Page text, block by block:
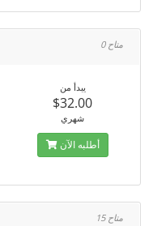
0 متاح
يبدأ من
$32.00
شهري
أطلبه الآن
15 متاح